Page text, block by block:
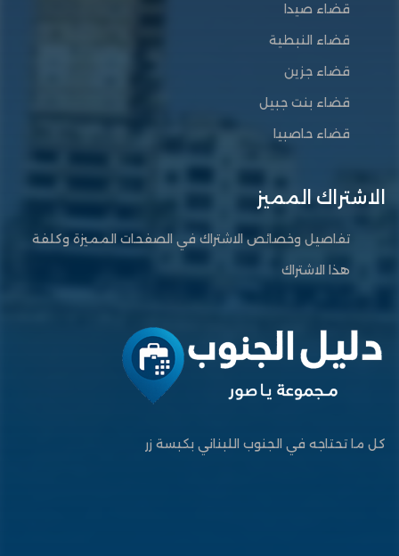
قضاء صيدا
قضاء النبطية
قضاء جزين
قضاء بنت جبيل
قضاء حاصبيا
الاشتراك المميز
تفاصيل وخصائص الاشتراك في الصفحات المميزة وكلفة
هذا الاشتراك
كل ما تحتاجه في الجنوب اللبناني بكبسة زر